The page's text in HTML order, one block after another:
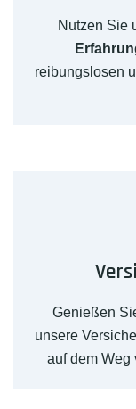
Nutzen Sie
reibungslosen
Genießen
unsere
auf dem Weg